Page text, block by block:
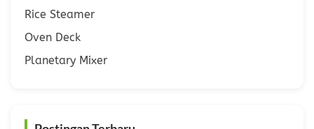
Rice Steamer
Oven Deck
Planetary Mixer